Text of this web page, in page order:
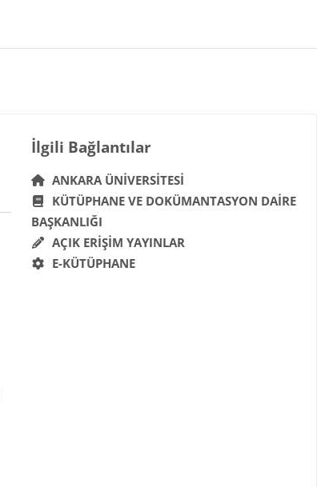
Bloklar
İlgili Bağlantılar 'yı atla
İlgili Bağlantılar
ANKARA ÜNIVERSITESI
KÜTÜPHANE VE DOKÜMANTASYON DAIRE
BAŞKANLIĞI
AÇIK ERIŞIM YAYINLAR
E-KÜTÜPHANE